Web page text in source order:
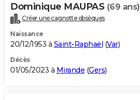
Dominique MAUPAS (69 ans)
Créer une cagnotte obsèques
Naissance
20/12/1953 à Saint-Raphaël (Var)
Décès
01/05/2023 à Mirande (Gers)